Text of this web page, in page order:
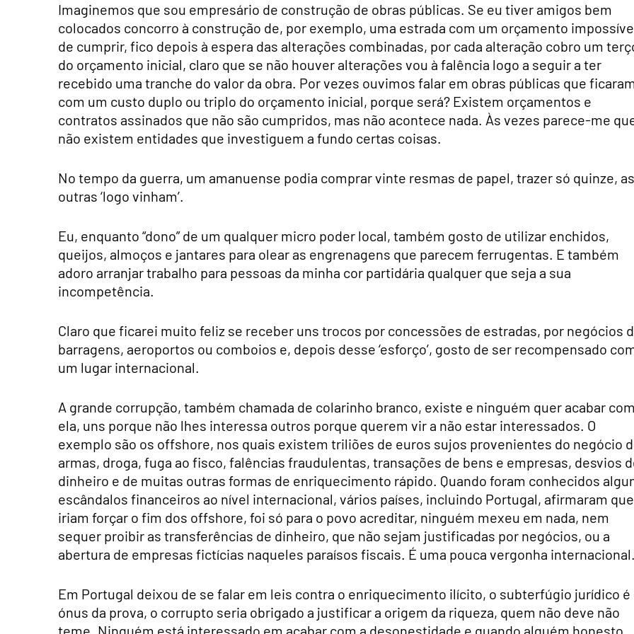
Imaginemos que sou empresário de construção de obras públicas. Se eu tiver amigos bem
colocados concorro à construção de, por exemplo, uma estrada com um orçamento
de cumprir, fico depois à espera das alterações combinadas, por cada alteração cobro um
do orçamento inicial, claro que se não houver alterações vou à falência logo a seguir a ter
recebido uma tranche do valor da obra. Por vezes ouvimos falar em obras públicas que ficaram
com um custo duplo ou triplo do orçamento inicial, porque será? Existem orçamentos e
contratos assinados que não são cumpridos, mas não acontece nada. Às vezes parece-me
não existem entidades que investiguem a fundo certas coisas.
No tempo da guerra, um amanuense podia comprar vinte resmas de papel, trazer só quinze, as
outras ‘logo vinham’.
Eu, enquanto “dono” de um qualquer micro poder local, também gosto de utilizar enchidos,
queijos, almoços e jantares para olear as engrenagens que parecem ferrugentas. E também
adoro arranjar trabalho para pessoas da minha cor partidária qualquer que seja a sua
incompetência.
Claro que ficarei muito feliz se receber uns trocos por concessões de estradas, por negócios
barragens, aeroportos ou comboios e, depois desse ‘esforço’, gosto de ser recompensado
um lugar internacional.
A grande corrupção, também chamada de colarinho branco, existe e ninguém quer acabar com
ela, uns porque não lhes interessa outros porque querem vir a não estar interessados. O
exemplo são os offshore, nos quais existem triliões de euros sujos provenientes do negócio
armas, droga, fuga ao fisco, falências fraudulentas, transações de bens e empresas, desvios
dinheiro e de muitas outras formas de enriquecimento rápido. Quando foram conhecidos
escândalos financeiros ao nível internacional, vários países, incluindo Portugal, afirmaram que
iriam forçar o fim dos offshore, foi só para o povo acreditar, ninguém mexeu em nada, nem
sequer proibir as transferências de dinheiro, que não sejam justificadas por negócios, ou a
abertura de empresas fictícias naqueles paraísos fiscais. É uma pouca vergonha internacional.
Em Portugal deixou de se falar em leis contra o enriquecimento ilícito, o subterfúgio jurídico é
ónus da prova, o corrupto seria obrigado a justificar a origem da riqueza, quem não deve não
teme. Ninguém está interessado em acabar com a desonestidade e quando alguém honesto,